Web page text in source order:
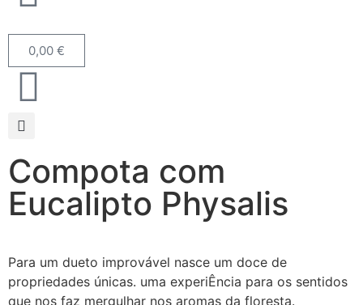
0,00 €
Compota com
Eucalipto Physalis
Para um dueto improvável nasce um doce de
propriedades únicas. uma experiÊncia para os sentidos
que nos faz mergulhar nos aromas da floresta.